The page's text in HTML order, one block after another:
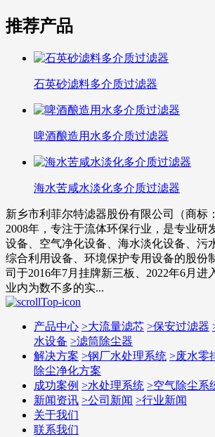
推荐产品
石英砂滤料多介质过滤器
啤酒酿造用水多介质过滤器
海水苦咸水淡化多介质过滤器
新乡市利菲尔特滤器股份有限公司（商标
2008年，专注于流体环保行业，是专业研
设备、空气净化设备、海水淡化设备、污
综合利用设备、环境保护专用设备的股份
司于2016年7月挂牌新三板、2022年6月进
业内为数不多的实...
产品中心 >大流量滤芯 >保安过滤器
水设备 >滤筒除尘器
解决方案 >钢厂水处理系统 >废水零
除尘净化方案
成功案例 >水处理系统 >空气除尘系
新闻资讯 >公司新闻 >行业新闻
关于我们
联系我们